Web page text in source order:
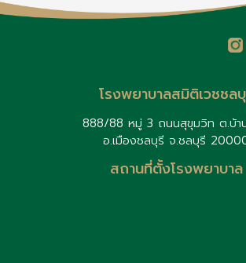
โรงพยาบาลสมิติเวชชล
888/88 หมู่ 3 ถนนสุขุมวิท ต.บ้า
อ.เมืองชลบุรี จ.ชลบุรี
สถานที่ตั้งโรงพยาบาล